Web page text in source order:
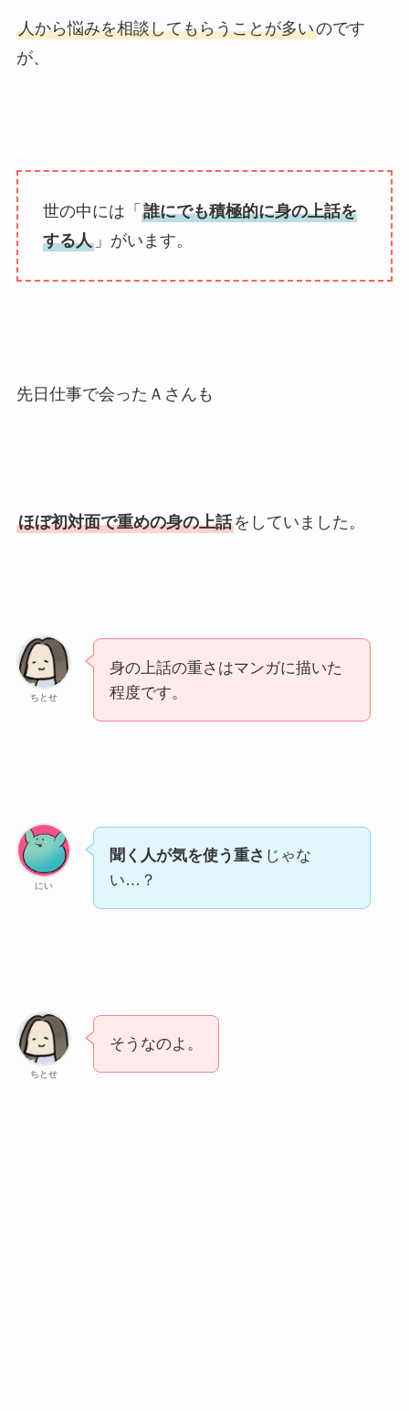
人から悩みを相談してもらうことが多いのです
が、
世の中には「 誰にでも積極的に身の上話を
する人」がいます。
先日仕事で会ったＡさんも
ほぼ初対面で重めの身の上話をしていました。
ちとせ
身の上話の重さはマンガに描いた
程度です。
にい
聞く人が気を使う重さ じゃな
い…？
ちとせ
そうなのよ。